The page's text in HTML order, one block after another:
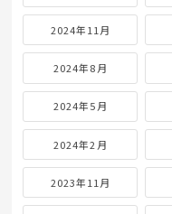
2024年11月
2024年8月
2024年5月
2024年2月
2023年11月